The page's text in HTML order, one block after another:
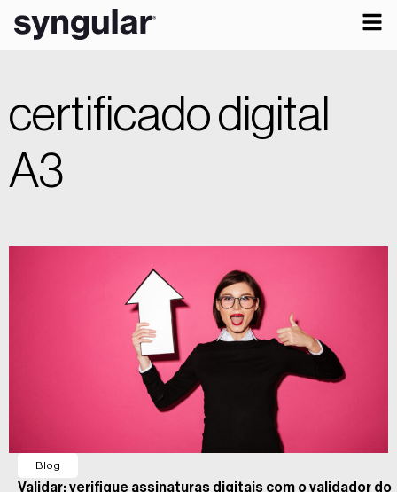
certificado digital
A3
Blog
Validar: verifique assinaturas digitais com o validador do